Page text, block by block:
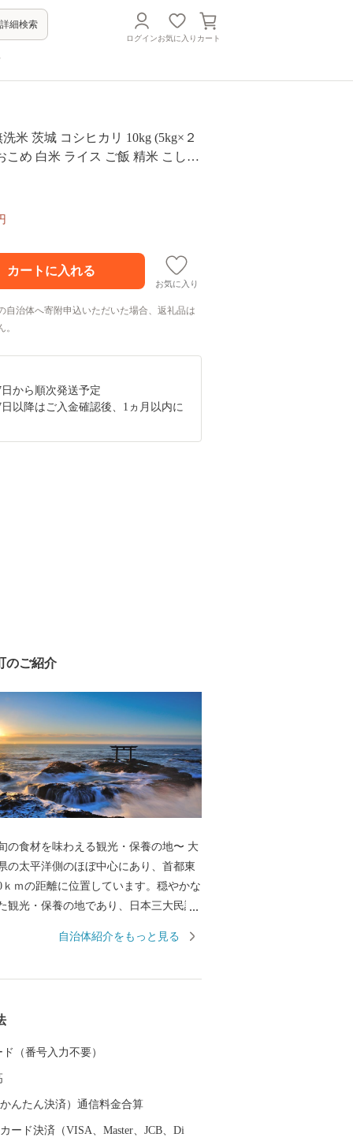
詳細検索
ログインお気に入り カート
米 茨城 コシヒカリ 10kg (5kg×２
こめ 白米 ライス ご飯 精米 こしひ
お気に入り
自治体へ寄附申込いただいた場合、返礼品は
日から順次発送予定
日以降はご入金確認後、1ヵ月以内に
のご紹介
の食材を味わえる観光・保養の地〜 大
の太平洋側のほぼ中心にあり、首都東
ｋｍの距離に位置しています。穏やかな
観光・保養の地であり、日本三大民謡
を始め、近代的な観光施設とレトロな
な土壌による農産物も豊富な土地柄と
ごとの旬な食材をはじめ、観光地とし
ていただいておりますのでぜひご覧く
自治体紹介をもっと見る
ド（番号入力不要）
かんたん決済）通信料金合算
ード決済（VISA、Master、JCB、Di